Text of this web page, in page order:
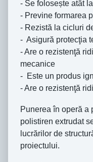
- Se folosește atât
- Previne formarea
- Rezistă la cicluri
- Asigură protecţia
- Are o rezistenţă
mecanice
- Este un produs
- Are o rezistenţă
Punerea în operă a
polistiren extrudat
lucrărilor de
proiectului.